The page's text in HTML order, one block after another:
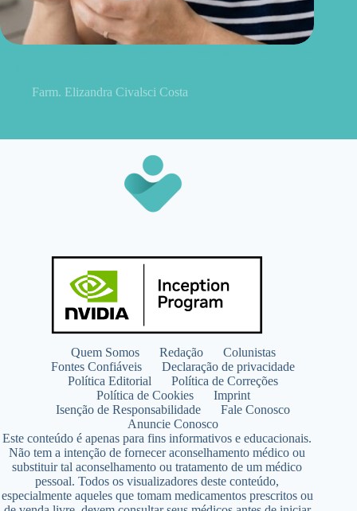
Farm. Elizandra Civalsci Costa
Quem Somos Redação
Colunistas
Fontes Confiáveis
Declaração de privacidade
Política Editorial
Política de Correções
Política de Cookies
Imprint
Isenção de Responsabilidade
Fale Conosco
Anuncie Conosco
Este conteúdo é apenas para fins informativos e educacionais.
Não tem a intenção de fornecer aconselhamento médico ou
substituir tal aconselhamento ou tratamento de um médico
pessoal. Todos os visualizadores deste conteúdo,
especialmente aqueles que tomam medicamentos prescritos ou